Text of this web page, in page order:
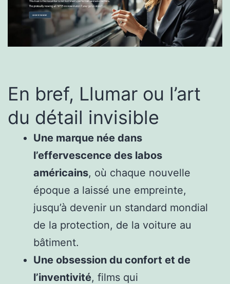
En bref, Llumar ou l’art
du détail invisible
Une marque née dans
l’effervescence des labos
américains, où chaque nouvelle
époque a laissé une empreinte,
jusqu’à devenir un standard mondial
de la protection, de la voiture au
bâtiment.
Une obsession du confort et de
l’inventivité, films qui